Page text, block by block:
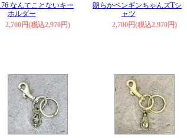
なんてことないキー
ホルダー
2,700円(税込2,970円)
朗らかペンギンちゃんズTシ
ャツ
2,700円(税込2,970円)